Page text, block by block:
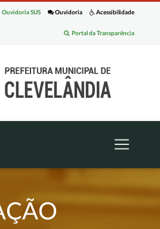
Acessibilidade
Ouvidoria
SUS
Portal da Transparência